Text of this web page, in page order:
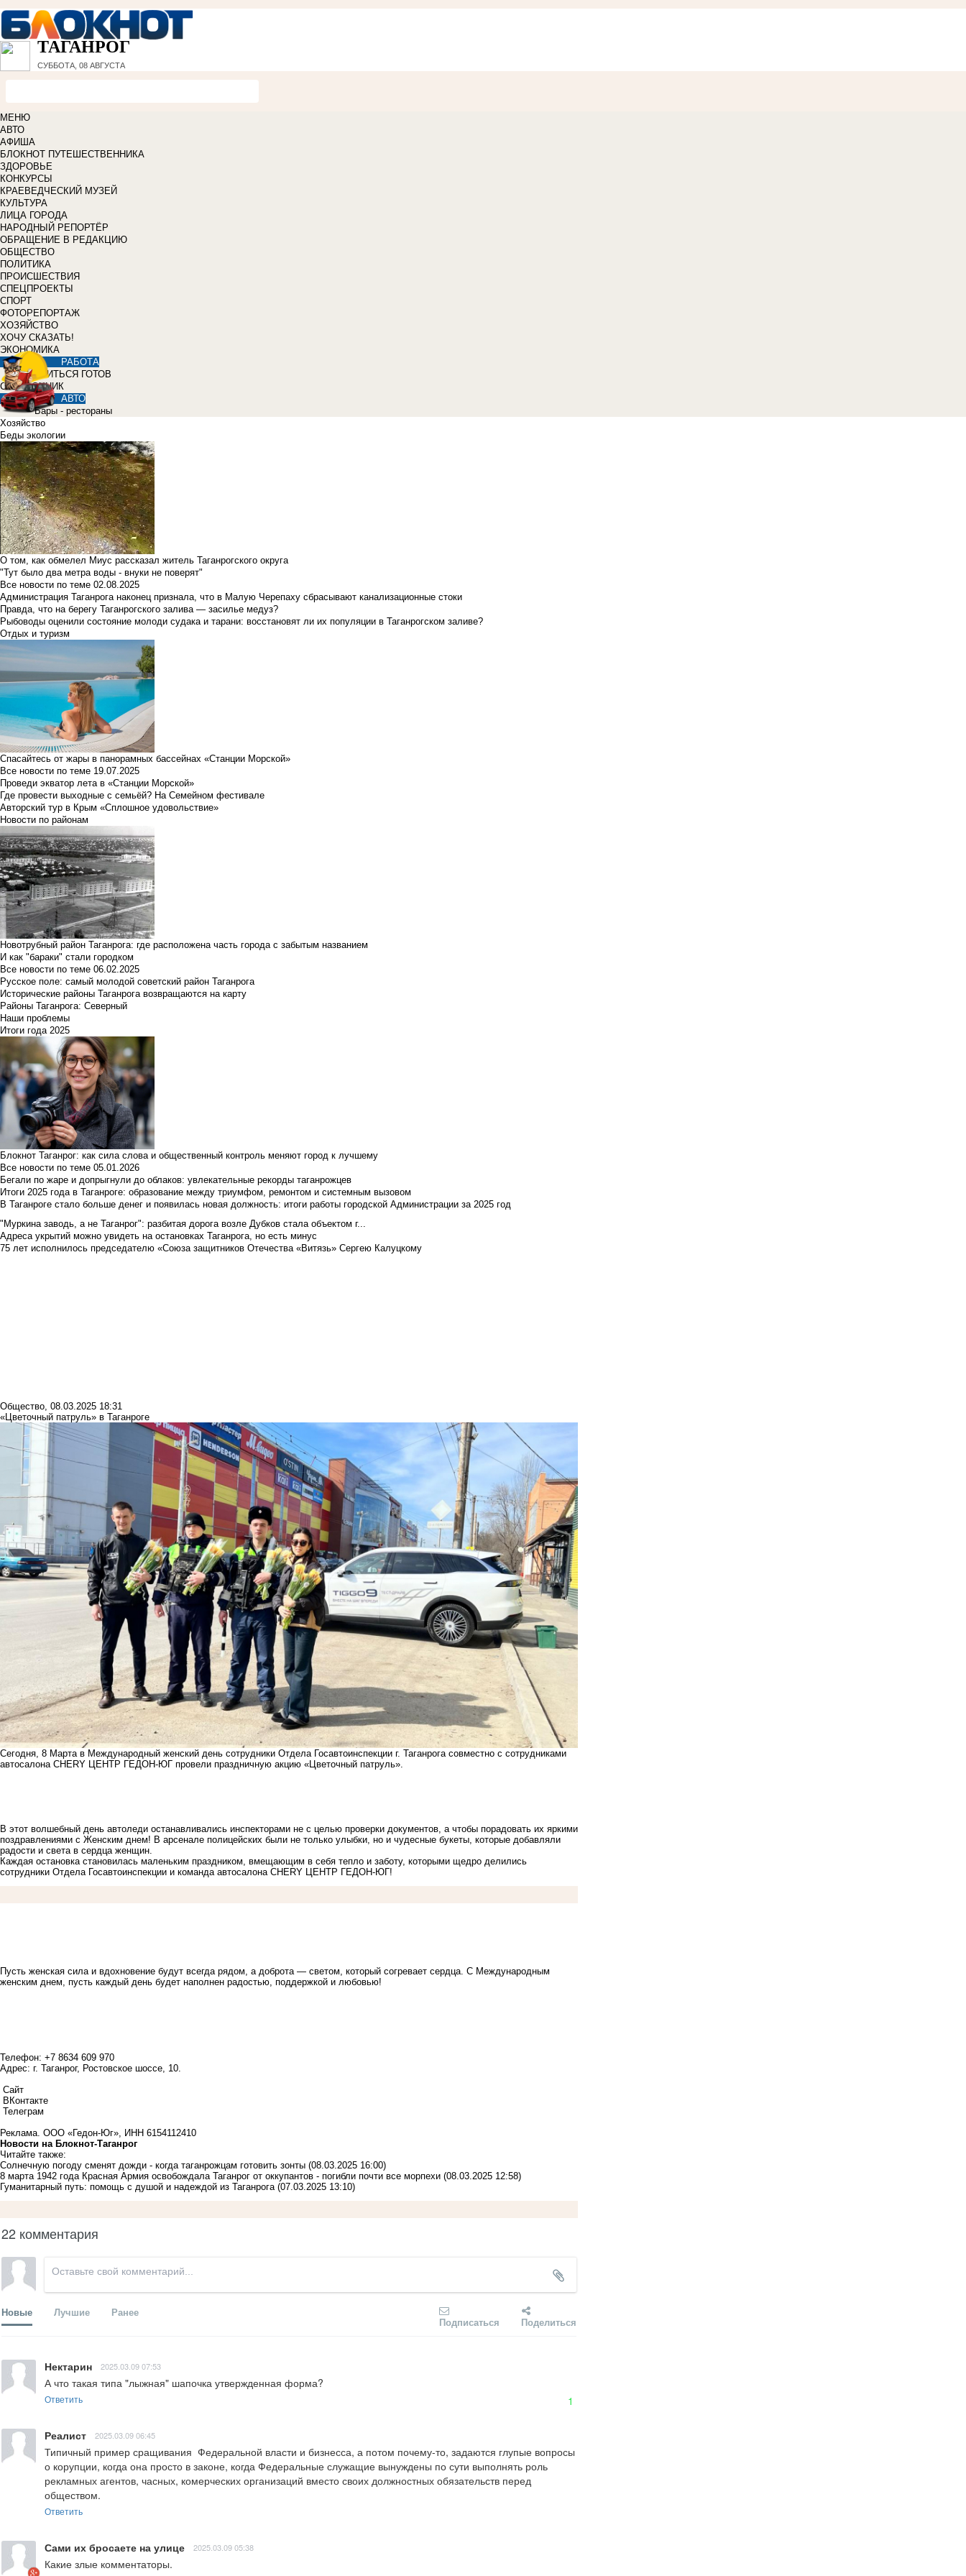
ТАГАНРОГ
СУББОТА, 08 АВГУСТА
МЕНЮ
АВТО
АФИША
БЛОКНОТ ПУТЕШЕСТВЕННИКА
ЗДОРОВЬЕ
КОНКУРСЫ
КРАЕВЕДЧЕСКИЙ МУЗЕЙ
КУЛЬТУРА
ЛИЦА ГОРОДА
НАРОДНЫЙ РЕПОРТЁР
ОБРАЩЕНИЕ В РЕДАКЦИЮ
ОБЩЕСТВО
ПОЛИТИКА
ПРОИСШЕСТВИЯ
СПЕЦПРОЕКТЫ
СПОРТ
ФОТОРЕПОРТАЖ
ХОЗЯЙСТВО
ХОЧУ СКАЗАТЬ!
ЭКОНОМИКА
РАБОТА
УЧИТЬСЯ ГОТОВ
СПРАВОЧНИК
АВТО
Бары - рестораны
Хозяйство
Беды экологии
О том, как обмелел Миус рассказал житель Таганрогского округа
"Тут было два метра воды - внуки не поверят"
Все новости по теме 02.08.2025
Администрация Таганрога наконец признала, что в Малую Черепаху сбрасывают канализационные стоки
Правда, что на берегу Таганрогского залива — засилье медуз?
Рыбоводы оценили состояние молоди судака и тарани: восстановят ли их популяции в Таганрогском заливе?
Отдых и туризм
Спасайтесь от жары в панорамных бассейнах «Станции Морской»
Все новости по теме 19.07.2025
Проведи экватор лета в «Станции Морской»
Где провести выходные с семьёй? На Семейном фестивале
Авторский тур в Крым «Сплошное удовольствие»
Новости по районам
Новотрубный район Таганрога: где расположена часть города с забытым названием
И как "бараки" стали городком
Все новости по теме 06.02.2025
Русское поле: самый молодой советский район Таганрога
Исторические районы Таганрога возвращаются на карту
Районы Таганрога: Северный
Наши проблемы
Итоги года 2025
Блокнот Таганрог: как сила слова и общественный контроль меняют город к лучшему
Все новости по теме 05.01.2026
Бегали по жаре и допрыгнули до облаков: увлекательные рекорды таганрожцев
Итоги 2025 года в Таганроге: образование между триумфом, ремонтом и системным вызовом
В Таганроге стало больше денег и появилась новая должность: итоги работы городской Администрации за 2025 год
"Муркина заводь, а не Таганрог": разбитая дорога возле Дубков стала объектом г...
Адреса укрытий можно увидеть на остановках Таганрога, но есть минус
75 лет исполнилось председателю «Союза защитников Отечества «Витязь» Сергею Калуцкому
Общество, 08.03.2025 18:31
⁠⁠«Цветочный патруль» в Таганроге
Сегодня, 8 Марта в Международный женский день сотрудники Отдела Госавтоинспекции г. Таганрога совместно с сотрудниками
автосалона CHERY ЦЕНТР ГЕДОН-ЮГ провели праздничную акцию «Цветочный патруль».
В этот волшебный день автоледи останавливались инспекторами не с целью проверки документов, а чтобы порадовать их яркими
поздравлениями с Женским днем! В арсенале полицейских были не только улыбки, но и чудесные букеты, которые добавляли
радости и света в сердца женщин.
Каждая остановка становилась маленьким праздником, вмещающим в себя тепло и заботу, которыми щедро делились
сотрудники Отдела Госавтоинспекции и команда автосалона CHERY ЦЕНТР ГЕДОН-ЮГ!
Пусть женская сила и вдохновение будут всегда рядом, а доброта — светом, который согревает сердца. С Международным
женским днем, пусть каждый день будет наполнен радостью, поддержкой и любовью!
Телефон: +7 8634 609 970
Адрес: г. Таганрог, Ростовское шоссе, 10.
Сайт
ВКонтакте
Телеграм
Реклама. ООО «Гедон-Юг», ИНН 6154112410
Новости на Блoкнoт-Таганрог
Читайте также:
Солнечную погоду сменят дожди - когда таганрожцам готовить зонты (08.03.2025 16:00)
8 марта 1942 года Красная Армия освобождала Таганрог от оккупантов - погибли почти все морпехи (08.03.2025 12:58)
Гуманитарный путь: помощь с душой и надеждой из Таганрога (07.03.2025 13:10)
22 комментария
Новые Лучшие Ранее
Подписаться Поделиться
Нектарин 2025.03.09 07:53
А что такая типа "лыжная" шапочка утвержденная форма?
Ответить 1
Реалист 2025.03.09 06:45
Типичный пример сращивания  Федеральной власти и бизнесса, а потом почему-то, задаются глупые вопросы
о корупции, когда она просто в законе, когда Федеральные служащие вынуждены по сути выполнять роль
рекламных агентов, часных, комерческих организаций вместо своих должностных обязательств перед
обществом.
Ответить
Сами их бросаете на улице 2025.03.09 05:38
Какие злые комментаторы.